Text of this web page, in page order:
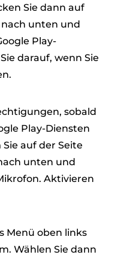
Sie dann auf
nach unten und
Play-
darauf, wenn Sie
sobald
Play-Diensten
auf der Seite
unten und
Aktivieren
Menü oben links
Wählen Sie dann